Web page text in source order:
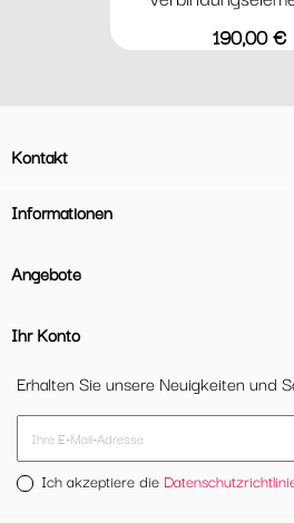
Preis
190,00 €
Kontakt
Informationen
Angebote
Ihr Konto
Erhalten Sie unsere Neuigkeiten und
Ich akzeptiere die